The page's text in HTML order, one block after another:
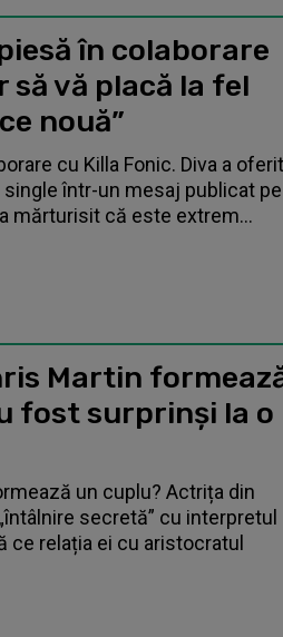
în colaborare
să vă placă la fel
nouă”
cu Killa Fonic. Diva a oferit
într-un mesaj publicat pe
mărturisit că este extrem...
Martin
fost surprinși la o
un cuplu? Actrița din
secretă” cu interpretul
ce relația ei cu aristocratul